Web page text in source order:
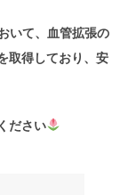
いて、血管拡張の
取得しており、安
ださい